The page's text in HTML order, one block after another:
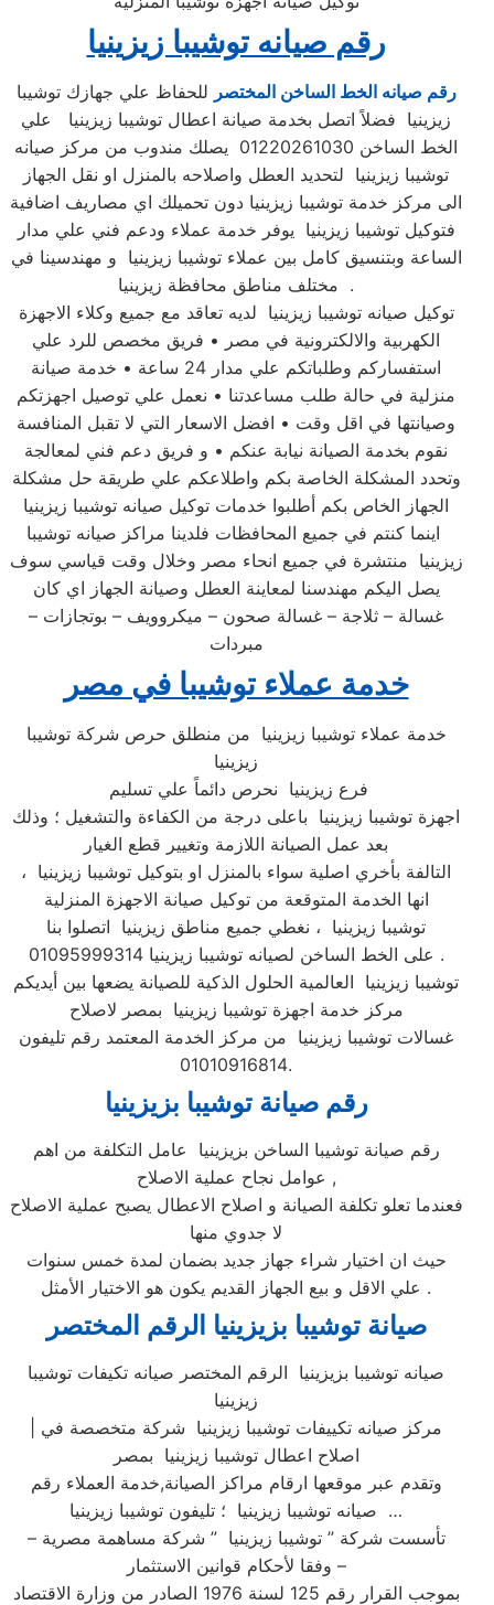
رقم صيانه توشيبا زيزينيا
رقم صيانه الخط الساخن المختصر للحفاظ علي جهازك توشيبا
زيزينيا فضلاً اتصل بخدمة صيانة اعطال توشيبا زيزينيا علي
الخط الساخن 01220261030 يصلك مندوب من مركز صيانه
توشيبا زيزينيا لتحديد العطل واصلاحه بالمنزل او نقل الجهاز
الى مركز خدمة توشيبا زيزينيا دون تحميلك اي مصاريف اضافية
فتوكيل توشيبا زيزينيا يوفر خدمة عملاء ودعم فني علي مدار
الساعة وبتنسيق كامل بين عملاء توشيبا زيزينيا و مهندسينا في
مختلف مناطق محافظة زيزينيا .
توكيل صيانه توشيبا زيزينيا لديه تعاقد مع جميع وكلاء الاجهزة
الكهربية والالكترونية في مصر • فريق مخصص للرد علي
استفساركم وطلباتكم علي مدار 24 ساعة • خدمة صيانة
منزلية في حالة طلب مساعدتنا • نعمل علي توصيل اجهزتكم
وصيانتها في اقل وقت • افضل الاسعار التي لا تقبل المنافسة
نقوم بخدمة الصيانة نيابة عنكم • و فريق دعم فني لمعالجة
وتحدد المشكلة الخاصة بكم واطلاعكم علي طريقة حل مشكلة
الجهاز الخاص بكم أطلبوا خدمات توكيل صيانه توشيبا زيزينيا
اينما كنتم في جميع المحافظات فلدينا مراكز صيانه توشيبا
زيزينيا منتشرة في جميع انحاء مصر وخلال وقت قياسي سوف
يصل اليكم مهندسنا لمعاينة العطل وصيانة الجهاز اي كان
غسالة – ثلاجة – غسالة صحون – ميكروويف – بوتجازات –
مبردات
خدمة عملاء توشيبا في مصر
خدمة عملاء توشيبا زيزينيا من منطلق حرص شركة توشيبا
زيزينيا
فرع زيزينيا نحرص دائماً علي تسليم
اجهزة توشيبا زيزينيا باعلى درجة من الكفاءة والتشغيل ؛ وذلك
بعد عمل الصيانة اللازمة وتغيير قطع الغيار
التالفة بأخري اصلية سواء بالمنزل او بتوكيل توشيبا زيزينيا ،
انها الخدمة المتوقعة من توكيل صيانة الاجهزة المنزلية
توشيبا زيزينيا ، نغطي جميع مناطق زيزينيا اتصلوا بنا
على الخط الساخن لصيانه توشيبا زيزينيا 01095999314 .
توشيبا زيزينيا العالمية الحلول الذكية للصيانة يضعها بين أيديكم
مركز خدمة اجهزة توشيبا زيزينيا بمصر لاصلاح
غسالات توشيبا زيزينيا من مركز الخدمة المعتمد رقم تليفون
01010916814.
رقم صيانة توشيبا بزيزينيا
رقم صيانة توشيبا الساخن بزيزينيا عامل التكلفة من اهم
عوامل نجاح عملية الاصلاح ,
فعندما تعلو تكلفة الصيانة و اصلاح الاعطال يصبح عملية الاصلاح
لا جدوي منها
حيث ان اختيار شراء جهاز جديد بضمان لمدة خمس سنوات
علي الاقل و بيع الجهاز القديم يكون هو الاختيار الأمثل .
صيانة توشيبا بزيزينيا الرقم المختصر
صيانه توشيبا بزيزينيا الرقم المختصر صيانه تكيفات توشيبا
زيزينيا
اصلاح اعطال توشيبا زيزينيا بمصر
وتقدم عبر موقعها ارقام مراكز الصيانة,خدمة العملاء رقم
صيانه توشيبا زيزينيا ؛ تليفون توشيبا زيزينيا …
تأسست شركة ” توشيبا زيزينيا ” شركة مساهمة مصرية –
وفقا لأحكام قوانين الاستثمار –
بموجب القرار رقم 125 لسنة 1976 الصادر من وزارة الاقتصاد